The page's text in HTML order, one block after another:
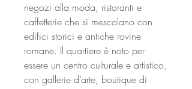
negozi alla moda, ristoranti e
caffetterie che si mescolano con
edifici storici e antiche rovine
romane. Il quartiere è noto per
essere un centro culturale e artistico,
con gallerie d’arte, boutique di